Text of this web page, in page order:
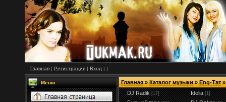
Главная | Регистрация | Вход | |
Меню Главная»Каталог музыки»Eng-Тат»
DJ Radik [17] Idelia [1]